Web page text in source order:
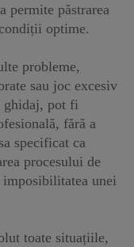
permite păstrarea
optime.
probleme,
sau joc excesiv
ghidaj, pot fi
fără a
specificat ca
procesului de
unei
toate situațiile,